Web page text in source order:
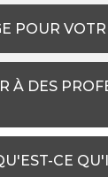
POUR
À DES
CE